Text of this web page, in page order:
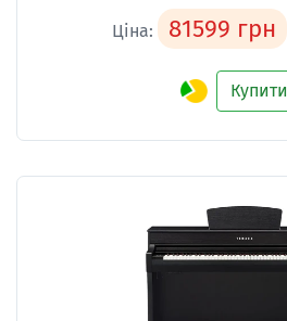
Ціна: 81599 грн
Купити